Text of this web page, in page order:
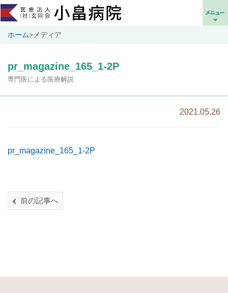
ホーム> メディア
pr_magazine_165_1-2P
専門医による医療解説
2021.05.26
pr_magazine_165_1-2P
前の記事へ